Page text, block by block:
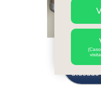
qual o
atacado